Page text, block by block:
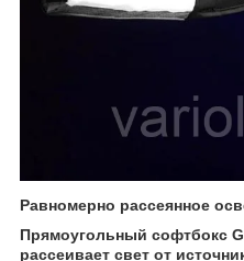
Равномерно рассеянное
Прямоугольный софтбокс
рассеивает свет от